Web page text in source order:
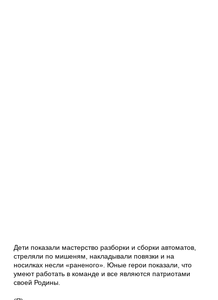
Дети показали мастерство разборки и сборки автоматов,
стреляли по мишеням, накладывали повязки и на
носилках несли «раненого». Юные герои показали, что
умеют работать в команде и все являются патриотами
своей Родины.